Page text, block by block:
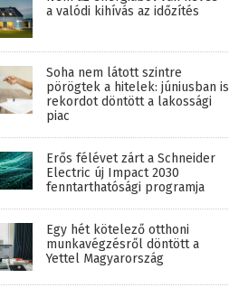
a valódi kihívás az időzítés
Soha nem látott szintre
pörögtek a hitelek: júniusban is
rekordot döntött a lakossági
piac
Erős félévet zárt a Schneider
Electric új Impact 2030
fenntarthatósági programja
Egy hét kötelező otthoni
munkavégzésről döntött a
Yettel Magyarország